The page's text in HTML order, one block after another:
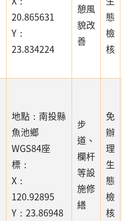
20.865631
Y：
23.834224
憩風
貌改
善
態
檢
核
地點：南投縣
魚池鄉
WGS84座
標：
X：
120.92895
Y：23.86948
步
道、
欄杆
等設
施修
繕
免
辦
理
生
態
檢
核